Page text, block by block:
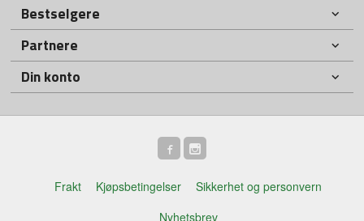
Bestselgere
Partnere
Din konto
Frakt Kjøpsbetingelser
Sikkerhet og personvern
Nyhetsbrev